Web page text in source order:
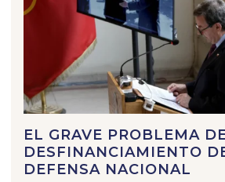
EL GRAVE PROBLEMA
DESFINANCIAMIENTO
DEFENSA NACIONAL